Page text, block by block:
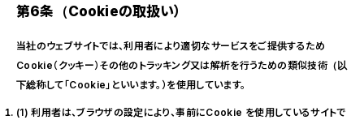
第6条（Cookieの取扱い）
当社のウェブサイトでは、利用者により適切なサービスをご提供するため
Cookie（クッキー）その他のトラッキング又は解析を行うための類似技術（以
下総称して「Cookie」といいます。）を使用しています。
(1) 利用者は、ブラウザの設定により、事前にCookie を使用しているサイトで